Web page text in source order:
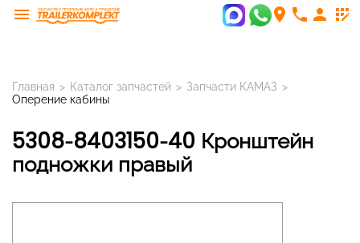
menu room phone person app_registration
Главная > Каталог запчастей > Запчасти КАМАЗ >
Оперение кабины
5308-8403150-40 Кронштейн
подножки правый